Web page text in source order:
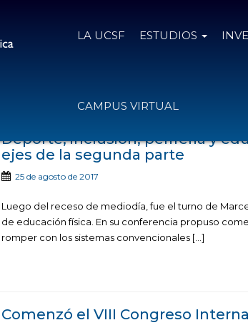
LA UCSF ESTUDIOS
CAMPUS VIRTUAL
Deporte, inclusión, periferia y
ejes de la segunda parte
25 de agosto de 2017
Luego del receso de mediodía, fue el turno de
de educación física. En su conferencia propuso
romper con los sistemas convencionales […]
Comenzó el VIII Congreso